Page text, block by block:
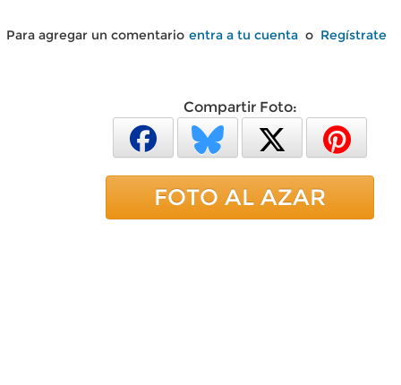
Para agregar un comentario entra a tu cuenta o Regístrate
Compartir Foto:
FOTO AL AZAR